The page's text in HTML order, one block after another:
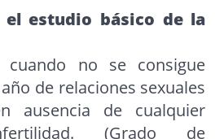
el estudio básico de la
cuando no se consigue
de relaciones sexuales
ausencia de cualquier
(Grado de